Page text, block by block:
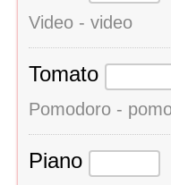
Video - video
Tomato
Pomodoro -
Piano